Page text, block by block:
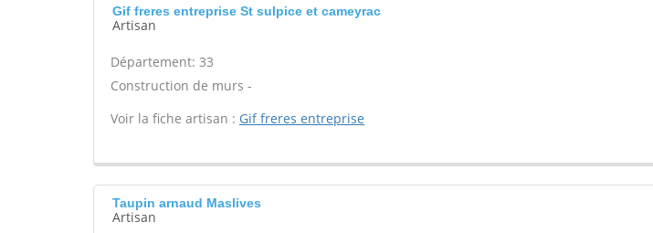
Gif freres entreprise St sulpice et cameyrac
Artisan
Département: 33
Construction de murs -
Voir la fiche artisan : Gif freres entreprise
Taupin arnaud Maslives
Artisan